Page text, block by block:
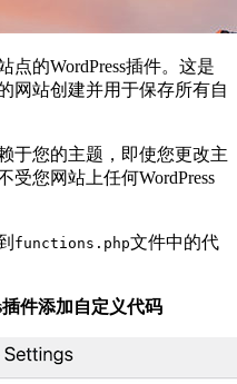
点的WordPress插件。这是
网站创建并用于保存所有自
于您的主题，即使您更改主
您网站上任何WordPress
functions.php文件中的代
插件添加自定义代码